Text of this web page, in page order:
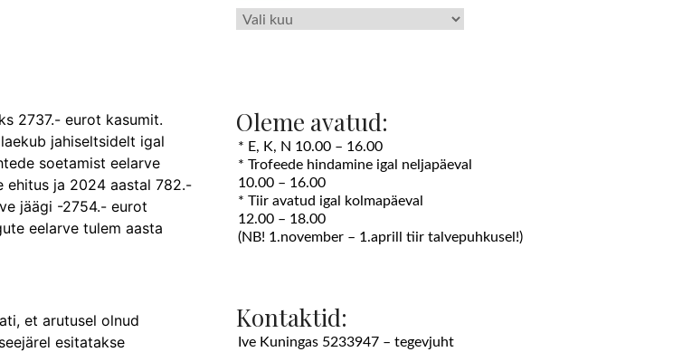
2737.- eurot kasumit.
jahiseltsidelt igal
soetamist eelarve
ehitus ja 2024 aastal 782.-
jäägi -2754.- eurot
eelarve tulem aasta
et arutusel olnud
esitatakse
Arhiiv
Oleme avatud:
* E, K, N 10.00 – 16.00
* Trofeede hindamine igal neljapäeval
10.00 – 16.00
* Tiir avatud igal kolmapäeval
12.00 – 18.00
(NB! 1.november – 1.aprill tiir talvepuhkusel!)
Kontaktid:
Ive Kuningas 5233947 – tegevjuht